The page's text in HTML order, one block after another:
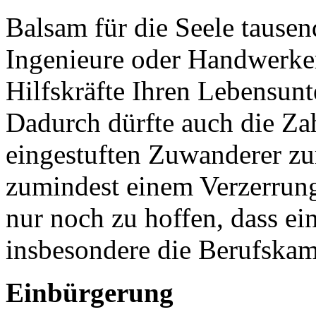
Balsam für die Seele
Ingenieure oder
Hilfskräfte Ihren
Dadurch dürfte auch die
eingestuften Zuwanderer
zumindest einem
nur noch zu hoffen, dass
insbesondere die
Einbürgerung